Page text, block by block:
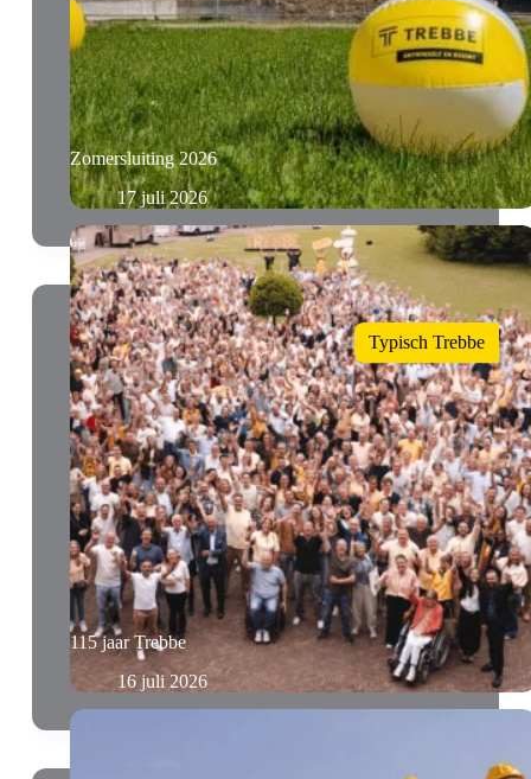
Zomersluiting 2026
17 juli 2026
Typisch Trebbe
115 jaar Trebbe
16 juli 2026